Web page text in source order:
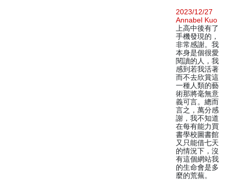
2023/12/27
Annabel Kuo
上高中後有了
手機發現的，
非常感謝。我
本身是個很愛
閱讀的人，我
感到若我活著
而不去欣賞這
一種人類的藝
術那將毫無意
義可言。總而
言之，萬分感
謝，我不知道
在每有能力買
書學校圖書館
又只能借七天
的情況下，沒
有這個網站我
的生命會是多
麼的荒蕪。